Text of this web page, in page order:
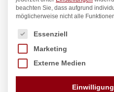
beachten Sie, dass aufgrund
möglicherweise nicht alle
Es folgt eine Liste der
Essenziell
Marketing
Externe Medien